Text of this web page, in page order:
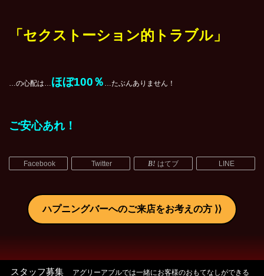
「セクストーション的トラブル」
…の心配は…ほぼ100％ …たぶんありません！
ご安心あれ！
Facebook Twitter はてブ LINE
ハプニングバーへのご来店をお考えの方
スタッフ募集 アグリーアブルでは一緒にお客様のおもてなしができる